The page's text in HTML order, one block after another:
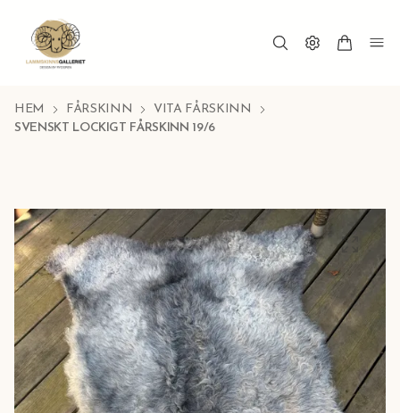
HEM FÅRSKINN
VITA FÅRSKINN
SVENSKT LOCKIGT FÅRSKINN 19/6